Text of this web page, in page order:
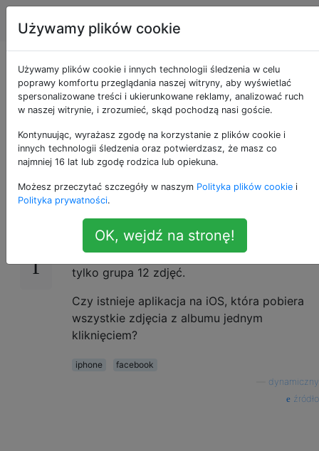
Apple Tagi
Pobierz cały album
na Facebooku do
przeglądania offline?
4
Chciałbym pobrać albumy z Facebooka na
Próbowałem aplikacji o nazwie „Pobieranie
zdjęć Fb”, ale wygląda na to, że pobiera ją
tylko grupa 12 zdjęć.
Czy istnieje aplikacja na iOS, która pobiera
wszystkie zdjęcia z albumu jednym
kliknięciem?
iphone
facebook
dynamiczny
źródło
Używamy plików cookie
Używamy plików cookie i innych technologii śledzenia w celu
poprawy komfortu przeglądania naszej witryny, aby wyświetlać
spersonalizowane treści i ukierunkowane reklamy, analizować ruch
w naszej witrynie, i zrozumieć, skąd pochodzą nasi goście.
Kontynuując, wyrażasz zgodę na korzystanie z plików cookie i
innych technologii śledzenia oraz potwierdzasz, że masz co
najmniej 16 lat lub zgodę rodzica lub opiekuna.
Możesz przeczytać szczegóły w naszym Polityka plików cookie i
Polityka prywatności.
OK, wejdź na stronę!